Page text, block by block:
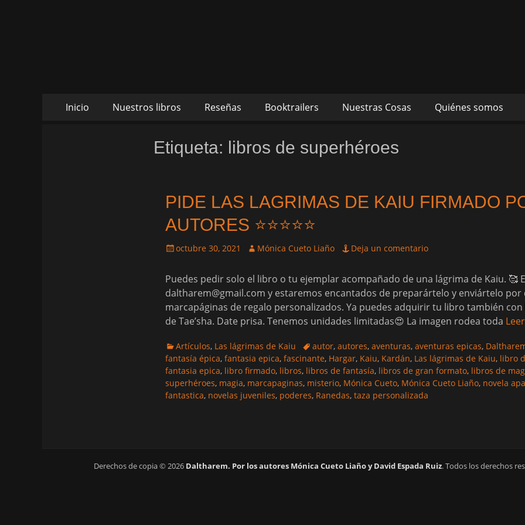
Daltharem. Por los autores Mónica Cueto
Menú
Inicio Nuestros libros Reseñas Booktrailers Nuestras Cosas Quiénes somos
Etiqueta: libros de superhéroes
PIDE LAS LAGRIMAS DE KAIU FIRMADO
AUTORES ⭐⭐⭐⭐⭐
Publicado
octubre 30, 2021 AutorMónica Cueto Liaño Deja un comentario
Puedes pedir solo el libro o tu ejemplar acompañado de una lágrima de Kaiu. 🥰
daltharem@gmail.com y estaremos encantados de preparártelo y enviártelo
marcapáginas de regalo personalizados. Ya puedes adquirir tu libro también con
de Tae’sha. Date prisa. Tenemos unidades limitadas😍 La imagen rodea toda
Categorias
Artículos, Las lágrimas de Kaiu Etiquetas
autor, autores, aventuras, aventuras epicas,
fantasía épica, fantasia epica, fascinante, Hargar, Kaiu, Kardán, Las lágrimas de Kaiu, libro
fantasia epica, libro firmado, libros, libros de fantasía, libros de gran formato, libros de
superhéroes, magia, marcapaginas, misterio, Mónica Cueto, Mónica Cueto Liaño, novela
fantastica, novelas juveniles, poderes, Ranedas, taza personalizada
Derechos de copia © 2026 Daltharem. Por los autores Mónica Cueto Liaño y David Espada Ruiz. Todos los derechos